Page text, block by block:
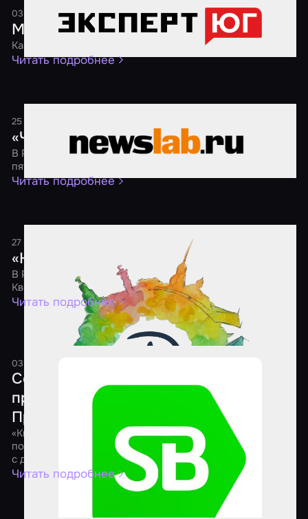
03 августа 20241 минута
Молодежь предпочитает хорроры
Как сегодня развивается индустрия квестов на Юге
Читать подробнее
25 ноября 2021
«Черная пятница 2021»
В России пройдет традиционная акция «Черная
пятница» со скидками на квесты от 40 %
Читать подробнее
27 мая 2021
«Ночь Квестов 2021»
В России состоится шестая ежегодная акция «Ночь
Квестов»
Читать подробнее
03 апреля 2021
Состоялся онлайн-форум для
представителей квест-индустрии
Приволжского федерального округа
«КвестФорум» – это инфраструктура, цель которой
помочь предпринимателям через взаимодействие друг
с другом улучшить свой бизнес, найти новые решения
Читать подробнее